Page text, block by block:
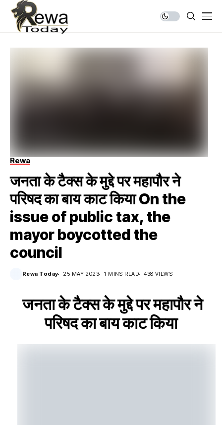
Rewa
जनता के टैक्स के मुद्दे पर महापौर ने
परिषद का बाय काट किया On the
issue of public tax, the
mayor boycotted the
council
Rewa Today 25 MAY 2023 1 MINS READ 438 VIEWS
जनता के टैक्स के मुद्दे पर महापौर ने
परिषद का बाय काट किया